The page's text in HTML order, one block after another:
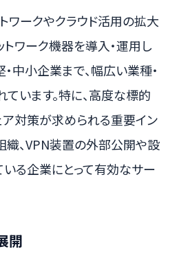
ワークやクラウド活用の拡大
ワーク機器を導入・運用し
中小企業まで、幅広い業種・
います。特に、高度な標的
対策が求められる重要イン
、VPN装置の外部公開や設
る企業にとって有効なサー
開